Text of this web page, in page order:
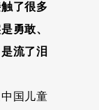
了很多
勇敢、
流了泪
国儿童